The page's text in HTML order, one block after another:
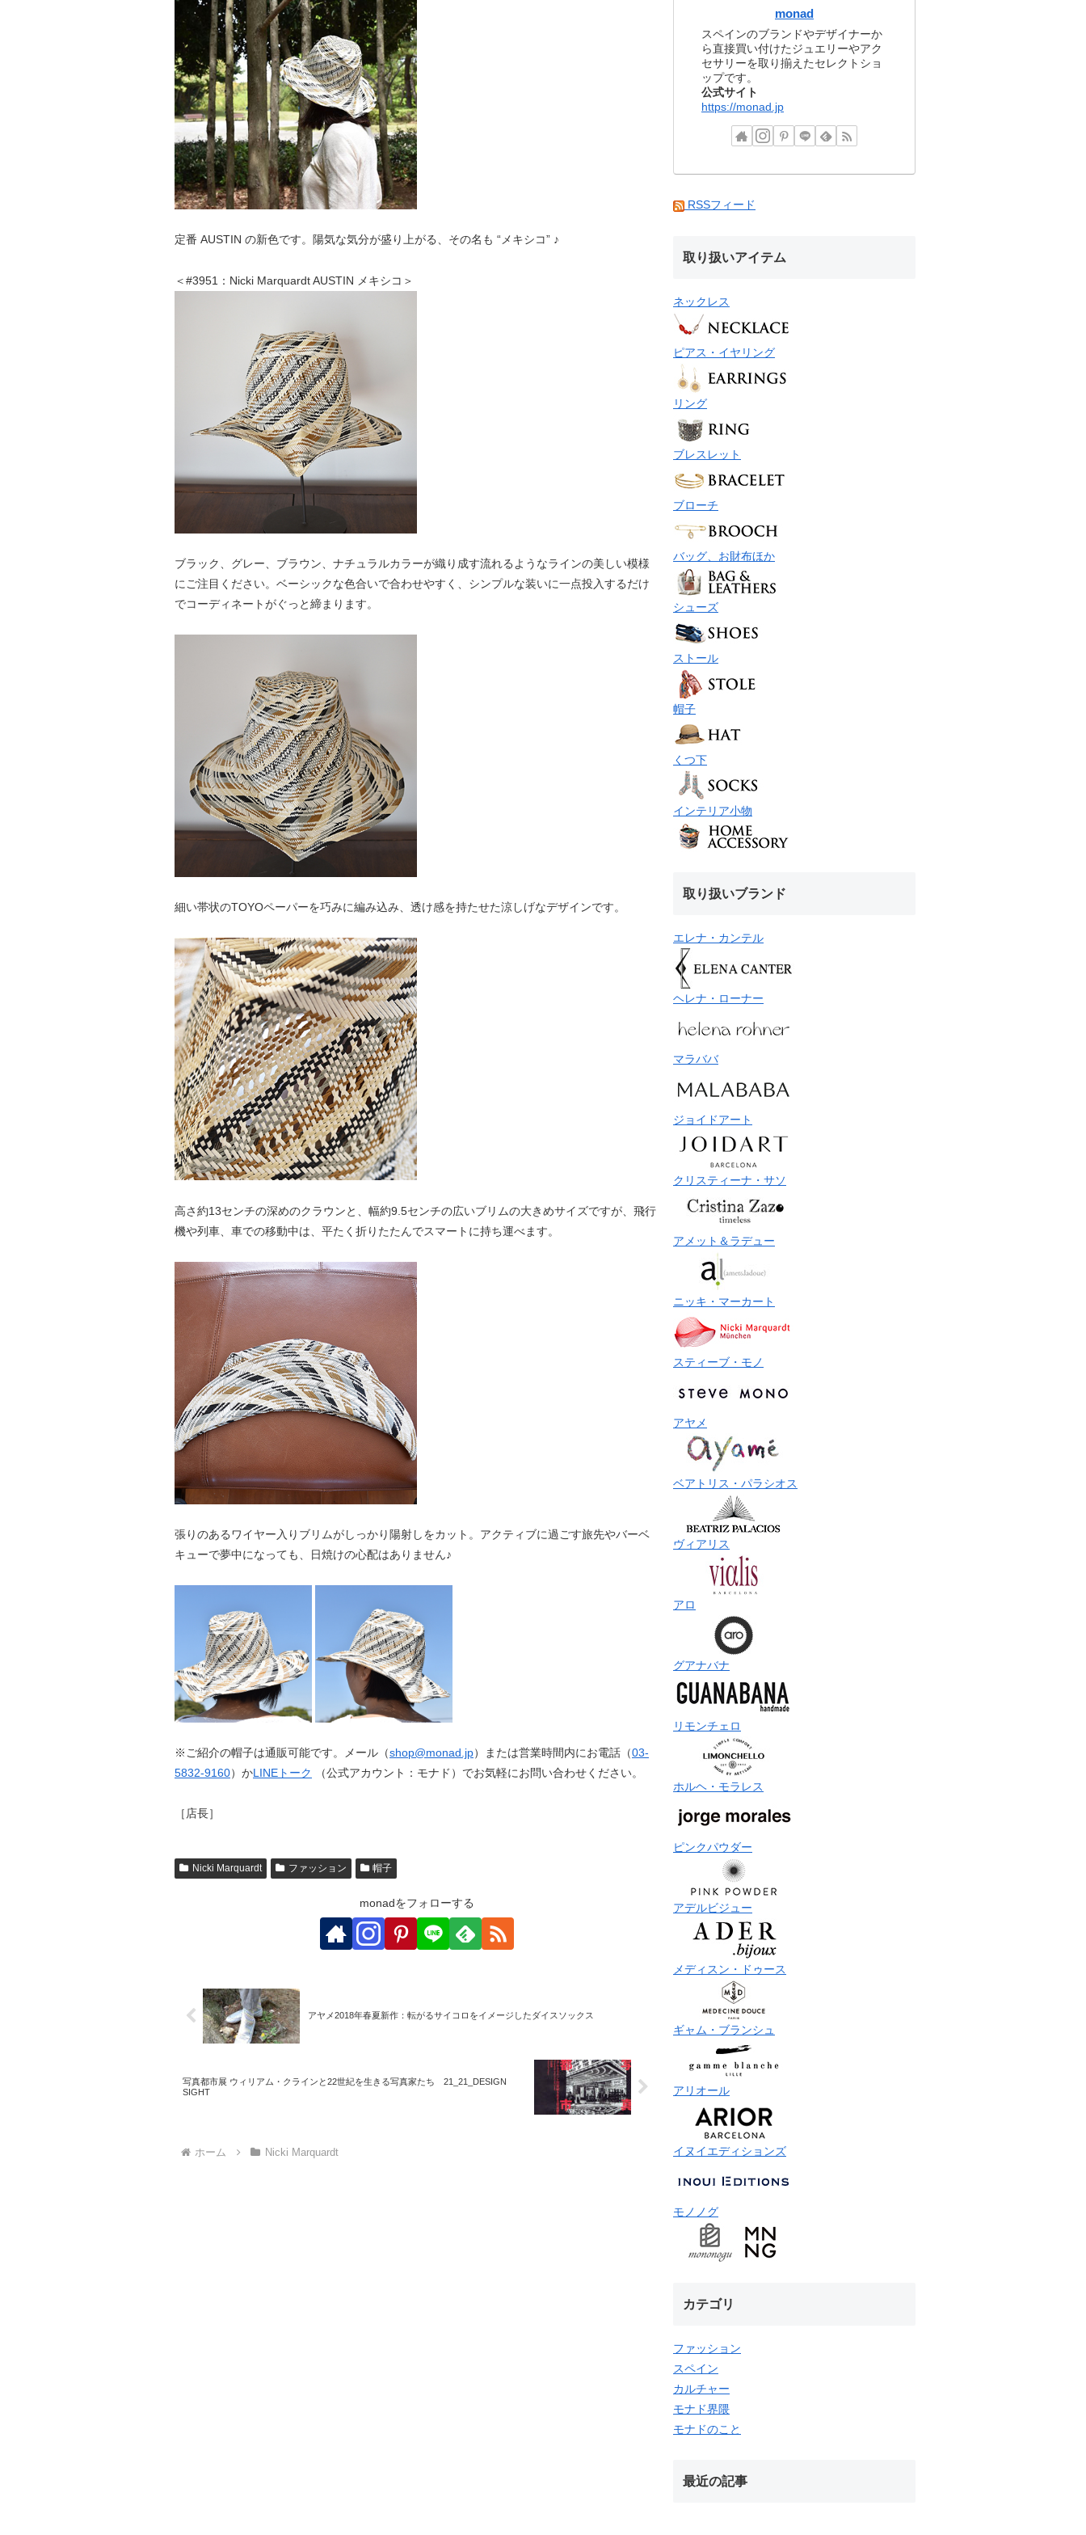
定番 AUSTIN の新色です。陽気な気分が盛り上がる、その名も “メキシコ” ♪
＜#3951：Nicki Marquardt AUSTIN メキシコ＞
ブラック、グレー、ブラウン、ナチュラルカラーが織り成す流れるようなラインの美しい模様
にご注目ください。ベーシックな色合いで合わせやすく、シンプルな装いに一点投入するだけ
でコーディネートがぐっと締まります。
細い帯状のTOYOペーパーを巧みに編み込み、透け感を持たせた涼しげなデザインです。
高さ約13センチの深めのクラウンと、幅約9.5センチの広いブリムの大きめサイズですが、飛行
機や列車、車での移動中は、平たく折りたたんでスマートに持ち運べます。
張りのあるワイヤー入りブリムがしっかり陽射しをカット。アクティブに過ごす旅先やバーベ
キューで夢中になっても、日焼けの心配はありません♪
※ご紹介の帽子は通販可能です。メール（shop@monad.jp）または営業時間内にお電話（03-
5832-9160）かLINEトーク （公式アカウント：モナド）でお気軽にお問い合わせください。
［店長］
Nicki Marquardt ファッション 帽子
monadをフォローする
アヤメ2018年春夏新作：転がるサイコロをイメージしたダイスソックス
写真都市展 ウィリアム・クラインと22世紀を生きる写真家たち 21_21_DESIGN
SIGHT
ホーム Nicki Marquardt
monad
スペインのブランドやデザイナーか
ら直接買い付けたジュエリーやアク
セサリーを取り揃えたセレクトショ
ップです。
公式サイト
https://monad.jp
RSSフィード
取り扱いアイテム
ネックレス
ピアス・イヤリング
リング
ブレスレット
ブローチ
バッグ、お財布ほか
シューズ
ストール
帽子
くつ下
インテリア小物
取り扱いブランド
エレナ・カンテル
ヘレナ・ローナー
マラババ
ジョイドアート
クリスティーナ・サソ
アメット＆ラデュー
ニッキ・マーカート
スティーブ・モノ
アヤメ
ベアトリス・パラシオス
ヴィアリス
アロ
グアナバナ
リモンチェロ
ホルヘ・モラレス
ピンクパウダー
アデルビジュー
メディスン・ドゥース
ギャム・ブランシュ
アリオール
イヌイエディションズ
モノノグ
カテゴリ
ファッション
スペイン
カルチャー
モナド界隈
モナドのこと
最近の記事